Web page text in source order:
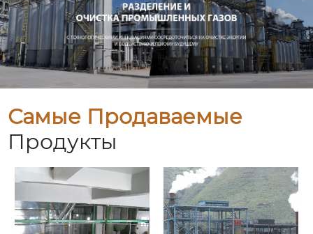
Самые Продаваемые
Продукты